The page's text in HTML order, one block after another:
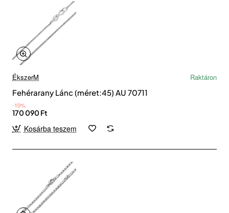
ÉkszerM
Raktáron
Fehérarany Lánc (méret:45) AU 70711
-10%
170 090 Ft
Kosárba teszem